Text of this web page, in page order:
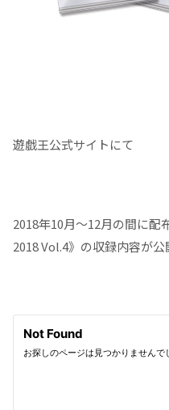
遊戯王公式サイトにて
2018年10月～12月の間に配
2018 Vol.4》の収録内容が公